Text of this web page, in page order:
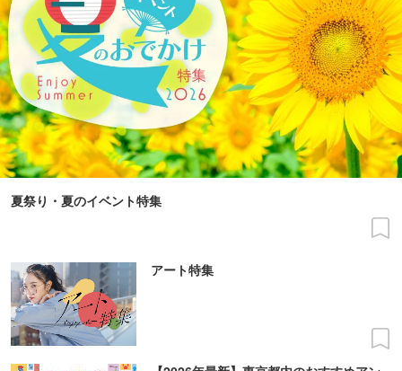
夏祭り・夏のイベント特集
アート特集